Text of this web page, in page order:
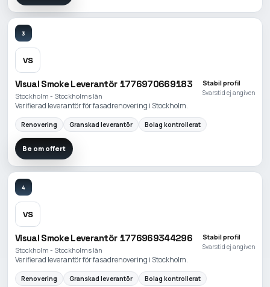
3
VS
Visual Smoke Leverantör 1776970669183
Stockholm - Stockholms län
Stabil profil
Svarstid ej angiven
Verifierad leverantör för fasadrenovering i Stockholm.
Renovering Granskad leverantör Bolag kontrollerat
Be om offert
4
VS
Visual Smoke Leverantör 1776969344296
Stockholm - Stockholms län
Stabil profil
Svarstid ej angiven
Verifierad leverantör för fasadrenovering i Stockholm.
Renovering Granskad leverantör Bolag kontrollerat